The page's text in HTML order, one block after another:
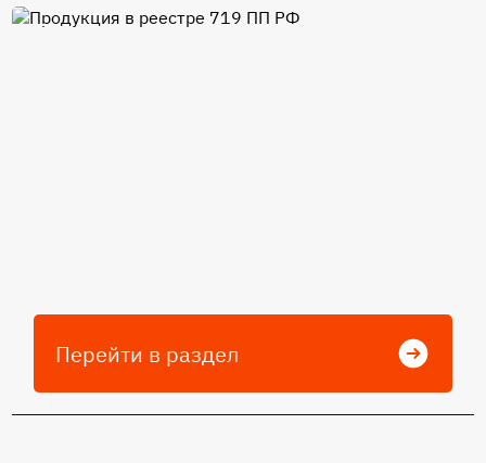
Продукция в реестре 719 ПП
Перейти в раздел